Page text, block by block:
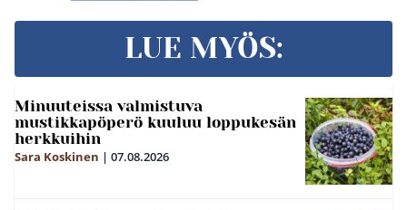
LUE MYÖS:
Minuuteissa valmistuva
mustikkapöperö kuuluu loppukesän
herkkuihin
Sara Koskinen | 07.08.2026